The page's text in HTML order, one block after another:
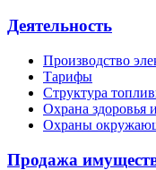
Деятельность
Производство
Тарифы
Структура
Охрана здоровья
Охраны
Продажа